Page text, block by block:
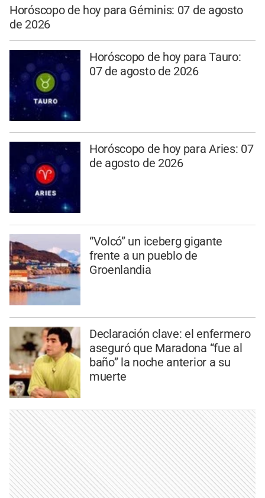
Horóscopo de hoy para Géminis: 07 de agosto
de 2026
Horóscopo de hoy para Tauro:
07 de agosto de 2026
Horóscopo de hoy para Aries: 07
de agosto de 2026
“Volcó” un iceberg gigante
frente a un pueblo de
Groenlandia
Declaración clave: el enfermero
aseguró que Maradona “fue al
baño” la noche anterior a su
muerte